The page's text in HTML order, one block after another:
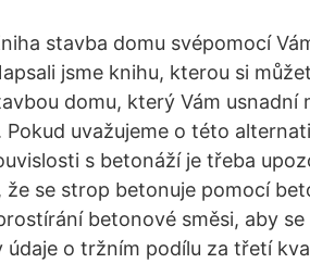
stavba domu svépomocí
jsme knihu, kterou si
domu, který Vám usnadní
uvažujeme o této
s betonáží je třeba
se strop betonuje pomocí
betonové směsi, aby
o tržním podílu za třetí